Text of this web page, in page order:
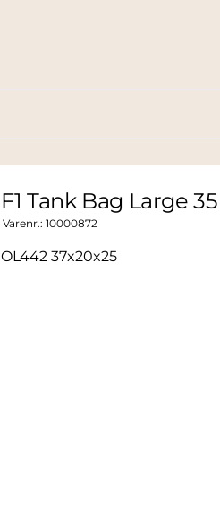
F1 Tank Bag Large
Varenr.: 10000872
OL442 37x20x25